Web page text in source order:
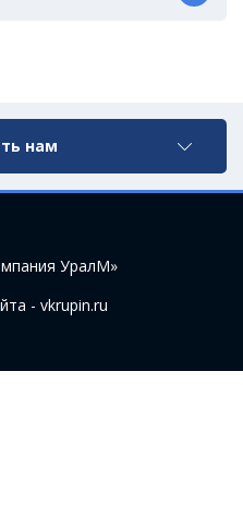
нам
УралМ»
- vkrupin.ru